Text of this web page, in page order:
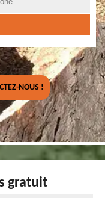
NOUS !
gratuit